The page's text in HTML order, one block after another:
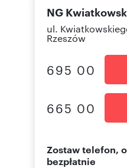
NG
ul.
Rzeszów
695 00
665 00
Zostaw telefon,
bezpłatnie